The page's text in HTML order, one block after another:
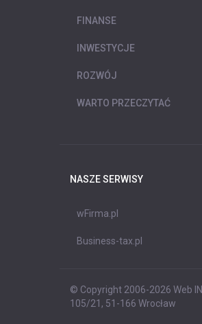
FINANSE
INWESTYCJE
ROZWÓJ
WARTO PRZECZYTAĆ
NASZE SERWISY
wFirma.pl
Business-tax.pl
© Copyright 2006-2026 Web
105/21, 51-166 Wrocław